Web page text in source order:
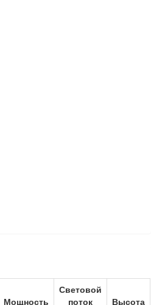
Мощность
Световой
поток
Высота